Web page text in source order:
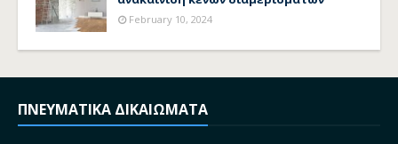
February 10, 2024
ΠΝΕΥΜΑΤΙΚΑ ΔΙΚΑΙΩΜΑΤΑ